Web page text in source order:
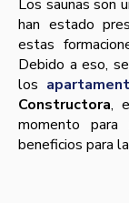
Los saunas son
han estado
estas
Debido a eso,
los
Constructora,
momento
beneficios para